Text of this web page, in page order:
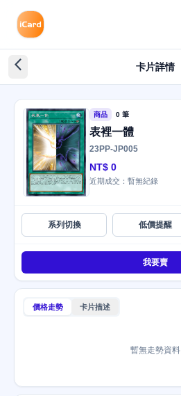
arrow_back_ios_new 卡片詳情
商品 0 筆
表裡一體
23PP-JP005
NT$ 0
近期成交：暫無紀錄
系列切換 低價提醒
我要賣
價格走勢 卡片描述
暫無走勢資料